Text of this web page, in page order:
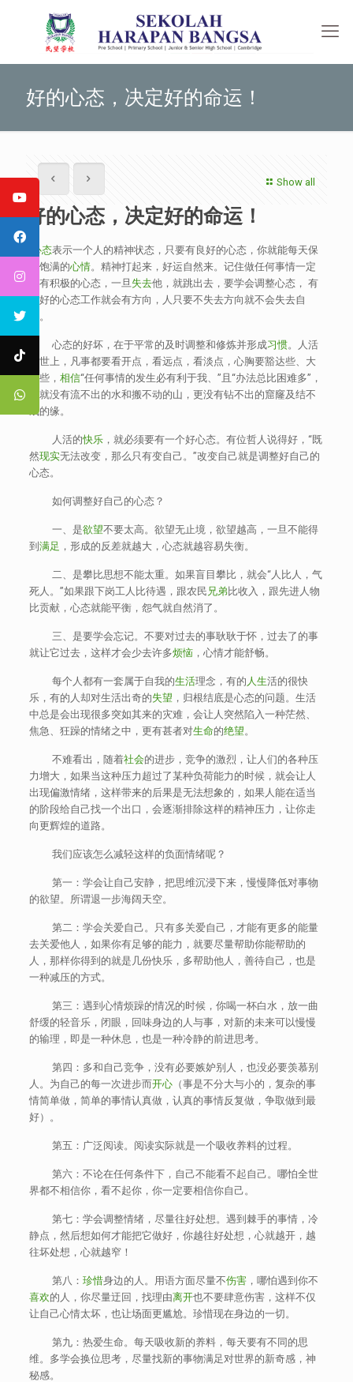
好的心态，决定好的命运！
Show all
好的心态，决定好的命运！
心态表示一个人的精神状态，只要有良好的心态，你就能每天保
持饱满的心情。精神打起来，好运自然来。记住做任何事情一定
要有积极的心态，一旦失去他，就跳出去，要学会调整心态， 有
良好的心态工作就会有方向，人只要不失去方向就不会失去自
己。
心态的好坏，在于平常的及时调整和修炼并形成习惯。人活
在世上，凡事都要看开点，看远点，看淡点，心胸要豁达些、大
度些， 相信“任何事情的发生必有利于我、”且“办法总比困难多”，
也就没有流不出的水和搬不动的山，更没有钻不出的窟窿及结不
成的缘。
人活的快乐，就必须要有一个好心态。有位哲人说得好，“既
然现实无法改变，那么只有变自己。”改变自己就是调整好自己的
心态。
如何调整好自己的心态？
一、是欲望不要太高。欲望无止境，欲望越高，一旦不能得
到 满足 ，形成的反差就越大，心态就越容易失衡。
二、是攀比思想不能太重。如果盲目攀比，就会“人比人，气
死人。”如果跟下岗工人比待遇，跟农民 兄弟比收入，跟先进人物
比贡献，心态就能平衡，怨气就自然消了。
三、是要学会忘记。不要对过去的事耿耿于怀，过去了的事
就让它过去，这样才会少去许多烦恼，心情才能舒畅。
每个人都有一套属于自我的生活理念，有的 人生活的很快
乐，有的人却对生活出奇的失望 ，归根结底是心态的问题。生活
中总是会出现很多突如其来的灾难，会让人突然陷入一种茫然、
焦急、狂躁的情绪之中，更有甚者对生命的绝望。
不难看出，随着社会的进步，竞争的激烈，让人们的各种压
力增大，如果当这种压力超过了某种负荷能力的时候，就会让人
出现偏激情绪，这样带来的后果是无法想象的，如果人能在适当
的阶段给自己找一个出口，会逐渐排除这样的精神压力，让你走
向更辉煌的道路。
我们应该怎么减轻这样的负面情绪呢？
第一：学会让自己安静，把思维沉浸下来，慢慢降低对事物
的欲望。所谓退一步海阔天空。
第二：学会关爱自己。只有多关爱自己，才能有更多的能量
去关爱他人，如果你有足够的能力，就要尽量帮助你能帮助的
人，那样你得到的就是几份快乐，多帮助他人，善待自己，也是
一种减压的方式。
第三：遇到心情烦躁的情况的时候，你喝一杯白水，放一曲
舒缓的轻音乐，闭眼，回味身边的人与事，对新的未来可以慢慢
的输理，即是一种休息，也是一种冷静的前进思考。
第四：多和自己竞争，没有必要嫉妒别人，也没必要羡慕别
人。为自己的每一次进步而开心（事是不分大与小的，复杂的事
情简单做，简单的事情认真做，认真的事情反复做，争取做到最
好）。
第五：广泛阅读。阅读实际就是一个吸收养料的过程。
第六：不论在任何条件下，自己不能看不起自己。哪怕全世
界都不相信你，看不起你，你一定要相信你自己。
第七：学会调整情绪，尽量往好处想。遇到棘手的事情，冷
静点，然后想如何才能把它做好，你越往好处想，心就越开，越
往坏处想，心就越窄！
第八： 珍惜身边的人。用语方面尽量不伤害，哪怕遇到你不
喜欢的人，你尽量迂回，找理由离开也不要肆意伤害，这样不仅
让自己心情太坏，也让场面更尴尬。珍惜现在身边的一切。
第九：热爱生命。每天吸收新的养料，每天要有不同的思
维。多学会换位思考，尽量找新的事物满足对世界的新奇感，神
秘感。